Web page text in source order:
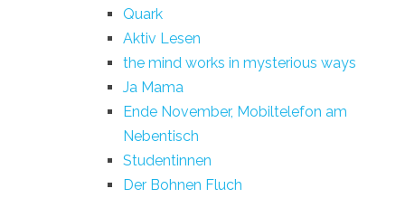
Quark
Aktiv Lesen
the mind works in mysterious ways
Ja Mama
Ende November, Mobiltelefon am
Nebentisch
Studentinnen
Der Bohnen Fluch